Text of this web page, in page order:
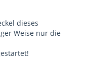
dieses
Weise nur die